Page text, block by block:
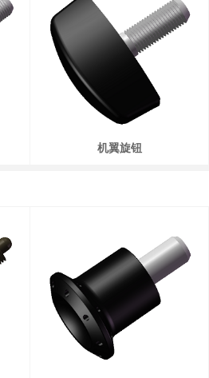
机翼旋钮